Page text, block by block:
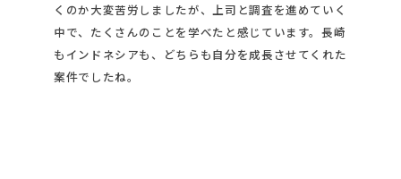
くのか大変苦労しましたが、上司と調査を進めていく
中で、たくさんのことを学べたと感じています。長崎
もインドネシアも、どちらも自分を成長させてくれた
案件でしたね。